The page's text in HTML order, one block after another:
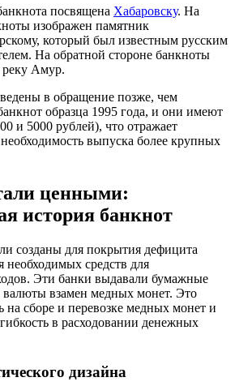
посвящена Хабаровску. На
изображен памятник
который был известным русским
На обратной стороне банкноты
Амур.
в обращение позже, чем
образца 1995 года, и они имеют
и 5000 рублей), что отражает
выпуска более крупных
ценными:
история банкнот
созданы для покрытия дефицита
необходимых средств для
Эти банки выдавали бумажные
валюты взамен медных монет. Это
на сборе и перевозке медных монет и
в расходовании денежных
дизайна